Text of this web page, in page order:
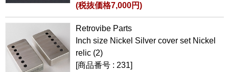
(税抜価格7,000円)
Retrovibe Parts
Inch size Nickel Silver cover set Nickel
relic (2)
[商品番号 : 231]